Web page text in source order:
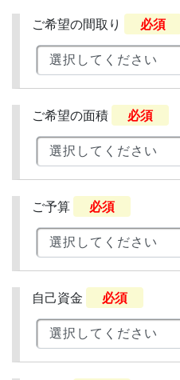
ご希望の間取り 必須
ご希望の面積 必須
ご予算 必須
自己資金 必須